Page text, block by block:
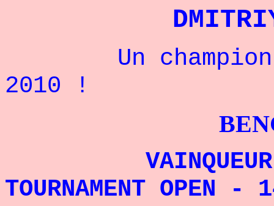
Un champion
2010 !
VAINQUEUR DU
TOURNAMENT OPEN